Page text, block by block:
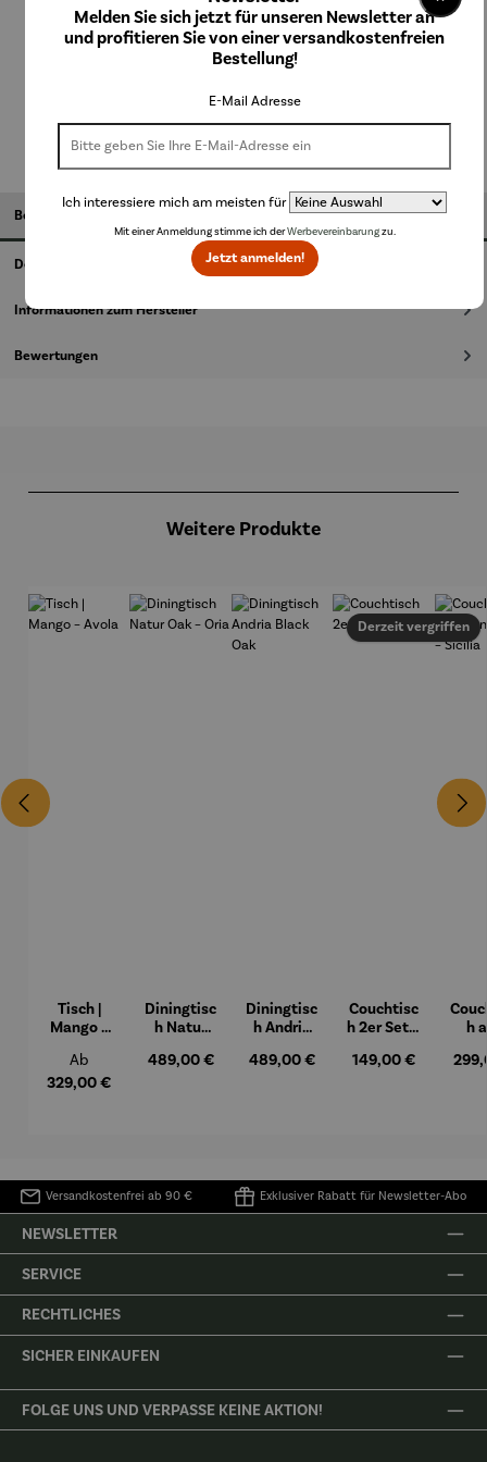
beige grau grün
Beschreibung
Details
Informationen zum Hersteller
Bewertungen
Weitere Produkte
Tisch |
Mango –
Regulärer Preis:
Ab
329,00 €
Diningtisc
h Natur
Regulärer Preis:
489,00 €
Diningtisc
h Andria
Regulärer Preis:
489,00 €
Derzeit vergriffen
Couchtisc
h 2er Set –
Regulärer Preis:
149,00 €
h
z –
Versandkostenfrei ab 90 € Exklusiver Rabatt für Newsletter-Abo
NEWSLETTER
SERVICE
RECHTLICHES
SICHER EINKAUFEN
FOLGE UNS UND VERPASSE KEINE AKTION!
Melden Sie sich jetzt für unseren Newsletter an
und profitieren Sie von einer versandkostenfreien
Bestellung!
E-Mail Adresse
Ich interessiere mich am meisten für
Mit einer Anmeldung stimme ich derWerbevereinbarungzu.
Jetzt anmelden!